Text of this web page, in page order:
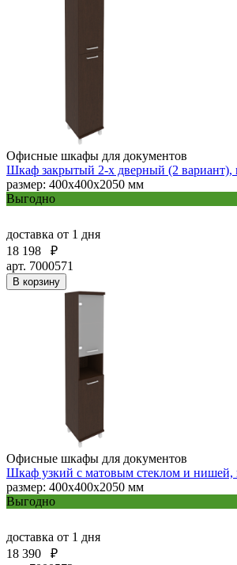
Офисные шкафы для документов
Шкаф закрытый 2-х дверный (2 вариант),
размер: 400х400х2050 мм
Выгодно
доставка от 1 дня
18 198
₽
арт. 7000571
В корзину
Офисные шкафы для документов
Шкаф узкий с матовым стеклом и нишей,
размер: 400х400х2050 мм
Выгодно
доставка от 1 дня
18 390
₽